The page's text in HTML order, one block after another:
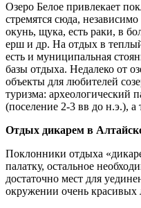
Озеро Белое привлекает
стремятся сюда,
окунь, щука, есть раки, в
ерш и др. На отдых в
есть и муниципальная
базы отдыха. Недалеко от
объекты для любителей
туризма: археологический
(поселение 2-3 вв до н.э.),
Отдых дикарем в
Поклонники отдыха
палатку, остальное
достаточно мест для
окружении очень